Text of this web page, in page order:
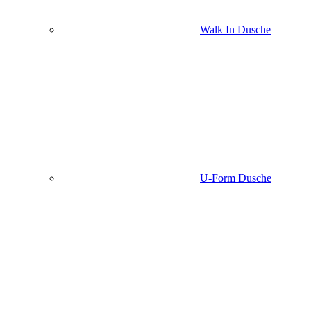
Walk In Dusche
U-Form Dusche